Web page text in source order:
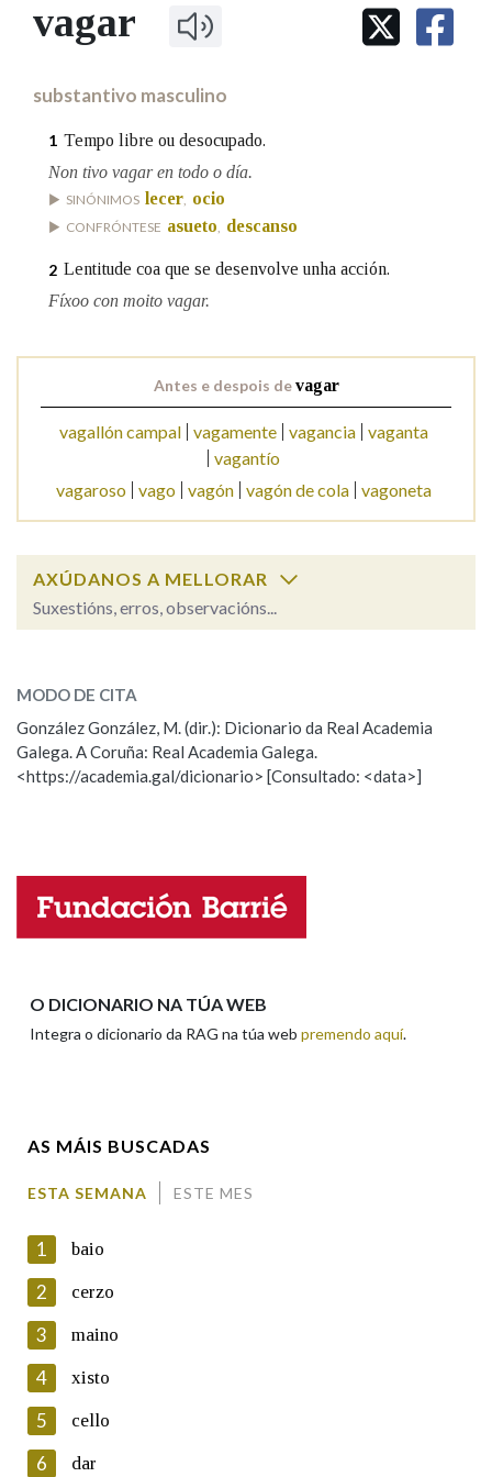
IDENTIDADE CORPORATIVA
MARCIAL DEL ADALID
FIGURAS HOMENAXEADAS
PRIMAVERA DAS LETRAS
PORTAL DAS PALABRAS
Facebook
TwitterYoutubeInstagram
Bluesky
BUSCAR NOS LEMAS
Remata por
Na fraseoloxía
Marcas gramaticais
Pertence a
LIMPAR
vagar
substantivo masculino
1 Tempo libre ou desocupado.
Non tivo vagar en todo o día.
SINÓNIMOS lecer ocio
CONFRÓNTESE asueto descanso
2 Lentitude coa que se desenvolve unha acción.
Fíxoo con moito vagar.
Antes e despois devagar
vagallón campal vagamente vagancia
vaganta
vagantío
vagaroso
vago vagón vagón de cola vagoneta
AXÚDANOS A MELLORAR
Suxestións, erros, observacións...
ESCOLLE UNHA OPCIÓN:
Observación Hai un erro na palabra
Propoño mellorar a definición
Nome
En cumprimento da normativa vixente en materia de
Protección de Datos de Carácter Persoal, a Real Academia
Galega informa a aqueles usuarios que faciliten o seu correo
electrónico, así como calquera outra información de carácter
persoal, que estes datos serán obxecto de tratamento
automatizado de carácter confidencial e incorporados aos seus
ficheiros informáticos. Así mesmo, os usuarios poderán exercer o
MODO DE CITA
González González, M. (dir.): Dicionario da Real Academia
Galega. A Coruña: Real Academia Galega.
<https://academia.gal/dicionario> [Consultado: <data>]
O DICIONARIO NA TÚA WEB
Integra o dicionario da RAG na túa web premendo aquí.
AS MÁIS BUSCADAS
ESTA SEMANA ESTE MES
1 baio
2 cerzo
3 maino
4 xisto
5 cello
6 dar